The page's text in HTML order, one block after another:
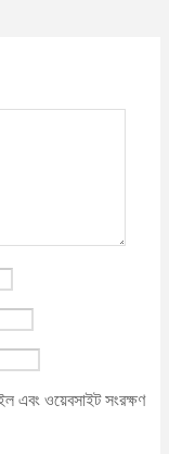
এবং ওয়েবসাইট সংরক্ষণ